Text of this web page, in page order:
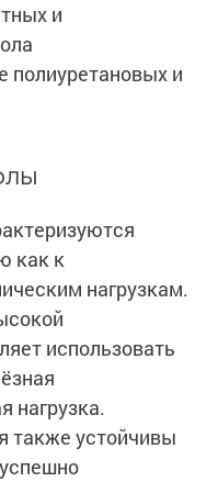
и
полиуретановых и
как к
нагрузкам.
использовать
нагрузка.
также устойчивы